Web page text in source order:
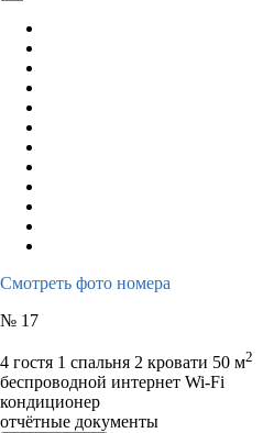
Смотреть фото номера
№ 17
4 гостя 1 спальня 2 кровати 50 м2
беспроводной интернет Wi-Fi
кондиционер
отчётные документы